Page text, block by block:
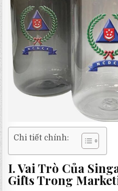
Chi tiết chính:
I. Vai Trò Của
Gifts Trong